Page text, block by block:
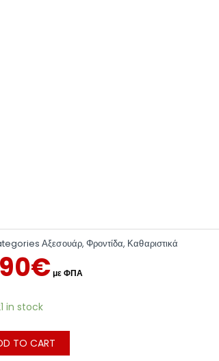
Αξεσουάρ, Φροντίδα, Καθαριστικά
€
in stock
TO CART